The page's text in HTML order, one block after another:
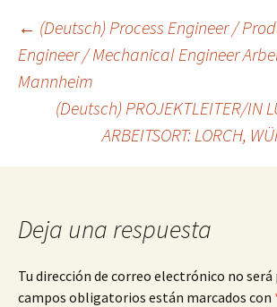
Navegación
de
entradas
← (Deutsch) Process Engineer /
Engineer / Mechanical Engineer
Mannheim
(Deutsch) PROJEKTLEITER/IN
ARBEITSORT: LORCH,
Deja una respuesta
Tu dirección de correo electrónico no será
campos obligatorios están marcados con